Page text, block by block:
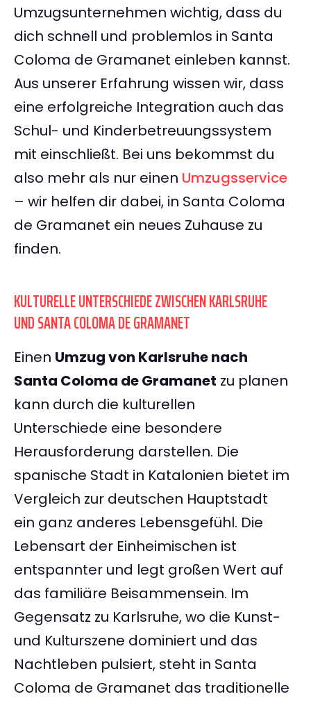
Umzugsunternehmen wichtig, dass du
dich schnell und problemlos in Santa
Coloma de Gramanet einleben kannst.
Aus unserer Erfahrung wissen wir, dass
eine erfolgreiche Integration auch das
Schul- und Kinderbetreuungssystem
mit einschließt. Bei uns bekommst du
also mehr als nur einen Umzugsservice
– wir helfen dir dabei, in Santa Coloma
de Gramanet ein neues Zuhause zu
finden.
KULTURELLE UNTERSCHIEDE ZWISCHEN KARLSRUHE
UND SANTA COLOMA DE GRAMANET
Einen Umzug von Karlsruhe nach
Santa Coloma de Gramanet zu planen
kann durch die kulturellen
Unterschiede eine besondere
Herausforderung darstellen. Die
spanische Stadt in Katalonien bietet im
Vergleich zur deutschen Hauptstadt
ein ganz anderes Lebensgefühl. Die
Lebensart der Einheimischen ist
entspannter und legt großen Wert auf
das familiäre Beisammensein. Im
Gegensatz zu Karlsruhe, wo die Kunst-
und Kulturszene dominiert und das
Nachtleben pulsiert, steht in Santa
Coloma de Gramanet das traditionelle